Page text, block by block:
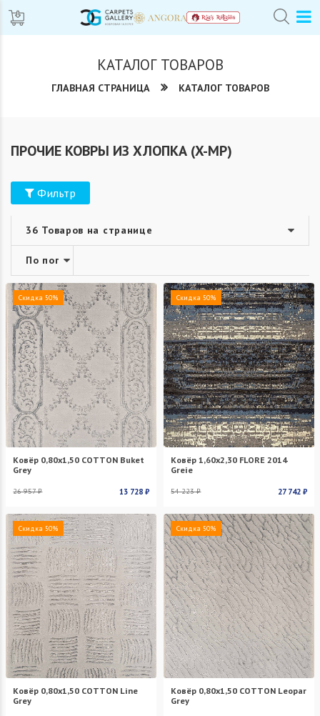
КАТАЛОГ ТОВАРОВ
ГЛАВНАЯ СТРАНИЦА КАТАЛОГ ТОВАРОВ
ПРОЧИЕ КОВРЫ ИЗ ХЛОПКА (X-МР)
Фильтр
Скидка 50%
Ковёр 0,80х1,50 COTTON Buket
Grey
26 957 ₽ 13 728 ₽
Скидка 50%
Ковёр 1,60х2,30 FLORE 2014
Greie
54 223 ₽ 27 742 ₽
Скидка 50%
Ковёр 0,80х1,50 COTTON Line
Grey
Скидка 50%
Ковёр 0,80х1,50 COTTON Leopar
Grey